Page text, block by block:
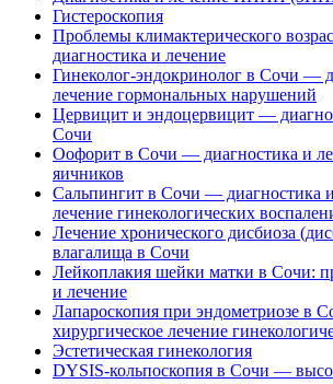
Гистероскопия
Проблемы климактерического
диагностика и лечение
Гинеколог-эндокринолог в Сочи —
лечение гормональных нарушений
Цервицит и эндоцервицит —
Сочи
Оофорит в Сочи — диагностика и
яичников
Сальпингит в Сочи — диагностика
лечение гинекологических
Лечение хронического дисбиоза
влагалища в Сочи
Лейкоплакия шейки матки в Сочи:
и лечение
Лапароскопия при эндометриозе в
хирургическое лечение
Эстетическая гинекология
DYSIS-кольпоскопия в Сочи —